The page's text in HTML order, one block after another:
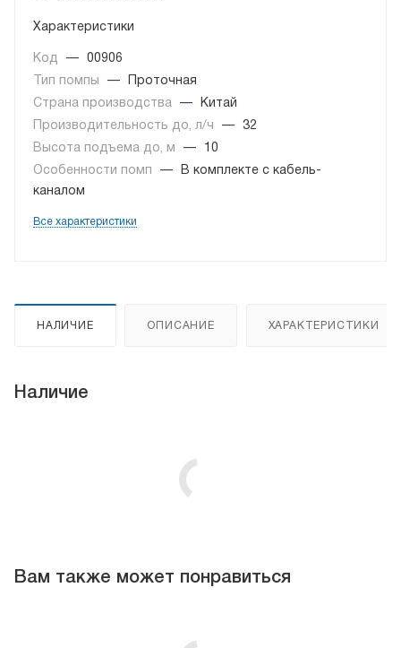
Характеристики
Код —
00906
Тип помпы
—
Проточная
Страна производства
—
Китай
Производительность до, л/ч
—
32
Высота подъема до, м
—
10
Особенности помп
—
В комплекте с кабель-
каналом
Все характеристики
НАЛИЧИЕ ОПИСАНИЕ ХАРАКТЕРИСТИКИ
Наличие
Вам также может понравиться